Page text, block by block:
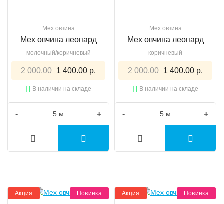
Мех овчина
Мех овчина леопард
молочный/коричневый
2 000.00 1 400.00 р.
В наличии на складе
- +
Мех овчина
Мех овчина леопард
коричневый
2 000.00 1 400.00 р.
В наличии на складе
- +
Акция Новинка Акция Новинка